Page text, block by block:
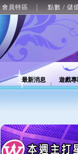
會員特區 點數 / 儲
最新消息 遊戲